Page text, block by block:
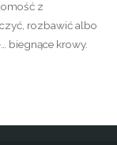
z
rozbawić albo
biegnące krowy.